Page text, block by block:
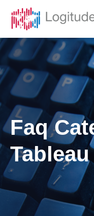
Faq